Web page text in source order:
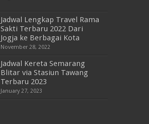
Jadwal Lengkap Travel Rama
Sakti Terbaru 2022 Dari
Jogja ke Berbagai Kota
November 28, 2022
Jadwal Kereta Semarang
Blitar via Stasiun Tawang
Terbaru 2023
January 27, 2023